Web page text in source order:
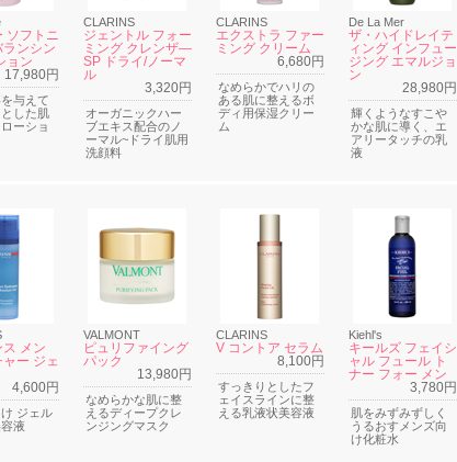
ソフトニ
ンシン
ョン
17,980円
与えて
した肌
ーショ
CLARINS
ジェントル フォー
ミング クレンザ―
SP ドライ/ノーマ
ル
3,320円
オーガニックハー
ブエキス配合のノ
ーマル~ドライ肌用
洗顔料
CLARINS
エクストラ ファー
ミング クリーム
6,680円
なめらかでハリの
ある肌に整えるボ
ディ用保湿クリー
ム
De La Mer
ザ・ハイドレイテ
ィング インフュー
ジング エマルジョ
ン
28,980円
輝くようなすこや
かな肌に導く、エ
アリータッチの乳
液
メン
ー ジェ
4,600円
ジェル
液
VALMONT
ピュリファイング
パック
13,980円
なめらかな肌に整
えるディープクレ
ンジングマスク
CLARINS
V コントア セラム
8,100円
すっきりとしたフ
ェイスラインに整
える乳液状美容液
Kiehl's
キールズ フェイシ
ャル フュール ト
ナー フォー メン
3,780円
肌をみずみずしく
うるおすメンズ向
け化粧水